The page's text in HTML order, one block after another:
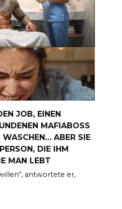
JOB, EINEN
MAFIABOSS
ABER SIE
DIE IHM
MAN LEBT
antwortete er,